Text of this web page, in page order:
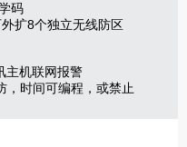
码
扩8个独立无线防区
主机联网报警
，时间可编程，或禁止